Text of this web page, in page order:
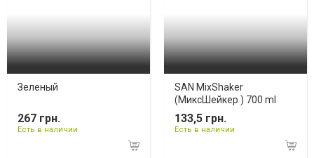
Зеленый
267 грн.
Есть в наличии
SAN MixShaker
(МиксШейкер ) 700 ml
133,5 грн.
Есть в наличии